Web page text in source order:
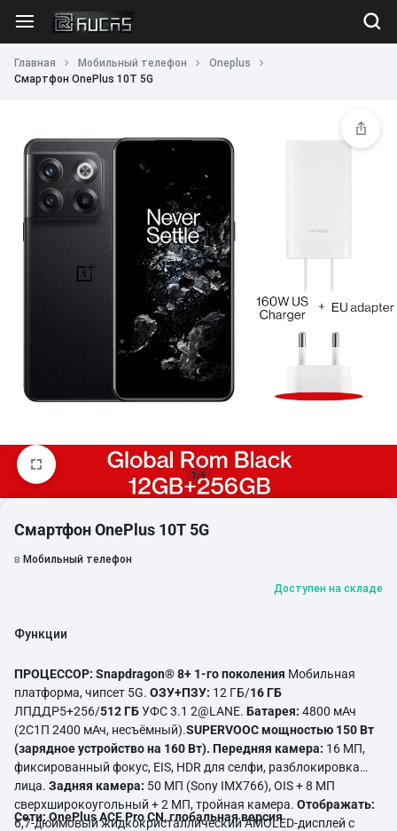
Главная Мобильный телефон
Oneplus
Смартфон OnePlus 10T 5G
1/6
Смартфон OnePlus 10T 5G
в Мобильный телефон
Доступен на складе
Функции
ПРОЦЕССОР: Snapdragon® 8+ 1-го поколения Мобильная
платформа, чипсет 5G. ОЗУ+ПЗУ: 12 ГБ/16 ГБ
ЛПДДР5+256/512 ГБУФС 3.1 2@LANE. Батарея: 4800 мАч
(2С1П 2400 мАч, несъёмный).SUPERVOOC мощностью 150 Вт
(зарядное устройство на 160 Вт). Передняя камера: 16 МП,
фиксированный фокус, EIS, HDR для селфи, разблокировка
лица. Задняя камера: 50 МП (Sony IMX766), OIS + 8 МП
сверхширокоугольный + 2 МП, тройная камера. Отображать:
6,7-дюймовый жидкокристаллический AMOLED-дисплей с
Сети: OnePlus ACE Pro CN, глобальная версия